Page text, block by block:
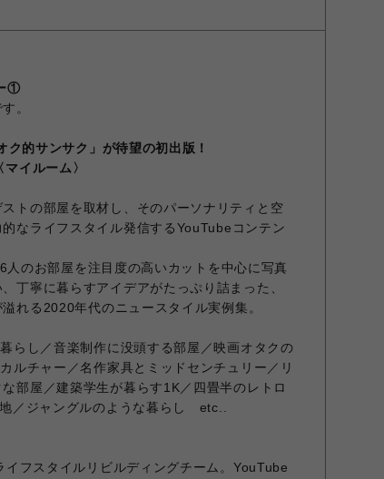
①
。
的サンサク」が待望の初出版！
イルーム〉
トの部屋を取材し、そのパーソナリティと空
なライフスタイル発信するYouTubeコンテン
のお部屋を注目度の高いカットを中心に写真
丁寧に暮らすアイデアがたっぷり詰まった、
れる2020年代のニュースタイル実例集。
らし／音楽制作に没頭する部屋／映画オタクの
ルチャー／名作家具とミッドセンチュリー／リ
部屋／建築学生が暮らす1K／四畳半のレトロ
／ジャングルのような暮らし etc..
フスタイルリビルディングチーム。YouTube